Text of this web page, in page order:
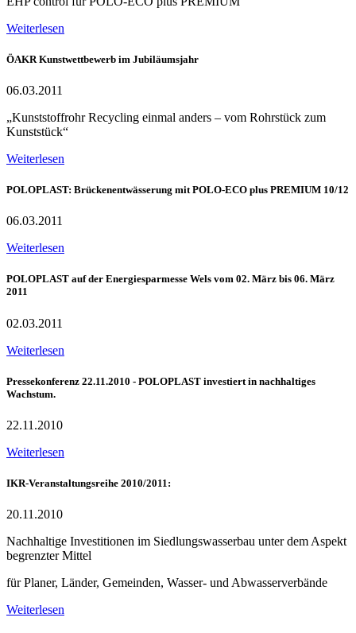
Weiterlesen
ÖAKR Kunstwettbewerb im Jubiläumsjahr
06.03.2011
„Kunststoffrohr Recycling einmal anders – vom Rohrstück zum
Kunststück“
Weiterlesen
POLOPLAST: Brückenentwässerung mit POLO-ECO plus PREMIUM 10/12
06.03.2011
Weiterlesen
POLOPLAST auf der Energiesparmesse Wels vom 02. März bis 06. März
2011
02.03.2011
Weiterlesen
Pressekonferenz 22.11.2010 - POLOPLAST investiert in nachhaltiges
Wachstum.
22.11.2010
Weiterlesen
IKR-Veranstaltungsreihe 2010/2011:
20.11.2010
Nachhaltige Investitionen im Siedlungswasserbau unter dem Aspekt
begrenzter Mittel
für Planer, Länder, Gemeinden, Wasser- und Abwasserverbände
Weiterlesen